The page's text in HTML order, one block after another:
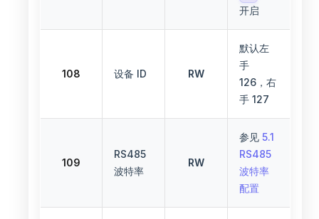
开启
108 设备 ID RW
默认左
手
126，右
手 127
109
RS485
波特率
RW
参见 5.1
RS485
波特率
配置